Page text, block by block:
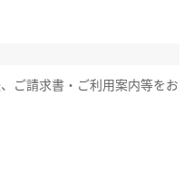
ご請求書・ご利用案内等をお